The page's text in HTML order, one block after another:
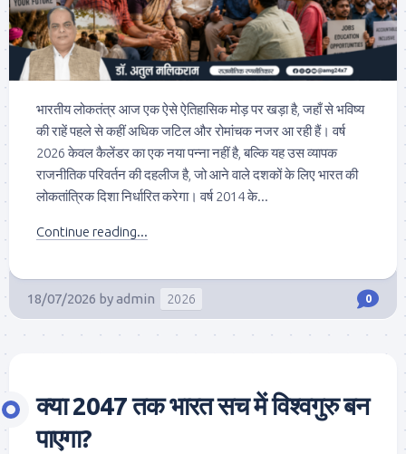
भारतीय लोकतंत्र आज एक ऐसे ऐतिहासिक मोड़ पर खड़ा है, जहाँ से भविष्य
की राहें पहले से कहीं अधिक जटिल और रोमांचक नजर आ रही हैं। वर्ष
2026 केवल कैलेंडर का एक नया पन्ना नहीं है, बल्कि यह उस व्यापक
राजनीतिक परिवर्तन की दहलीज है, जो आने वाले दशकों के लिए भारत की
लोकतांत्रिक दिशा निर्धारित करेगा। वर्ष 2014 के...
Continue reading...
18/07/2026 byadmin 2026 0
क्या 2047 तक भारत सच में विश्वगुरु बन
पाएगा?